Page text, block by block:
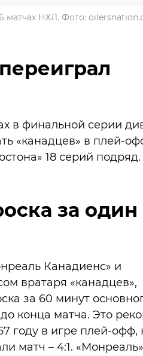
матчах НХЛ. Фото:
в финальной серии
«канадцев» в плей-
18 серий подряд.
за один
Канадиенс» и
вратаря «канадцев»,
за 60 минут
конца матча. Это
году в игре плей-офф,
матч – 4:1. «Монреаль»